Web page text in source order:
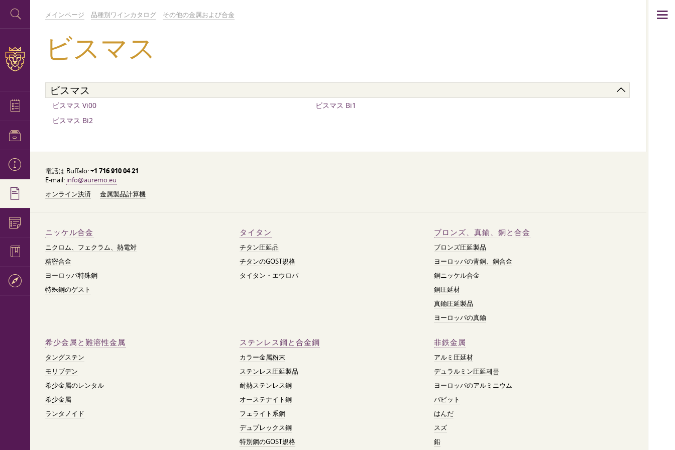
メインページ 品種別ワインカタログ その他の金属および合金
ビスマス
ビスマス
ビスマス Vi00
ビスマス Bi1
ビスマス Bi2
電話は Buffalo:+1 716 910 04 21
E-mail: info@auremo.eu
オンライン決済
金属製品計算機
ニッケル合金
ニクロム、フェクラム、熱電対
精密合金
ヨーロッパ特殊鋼
特殊鋼のゲスト
タイタン
チタン圧延品
チタンのGOST規格
タイタン・エウロパ
ブロンズ、真鍮、銅と合金
ブロンズ圧延製品
ヨーロッパの青銅、銅合金
銅ニッケル合金
銅圧延材
真鍮圧延製品
ヨーロッパの真鍮
希少金属と難溶性金属
タングステン
モリブデン
希少金属のレンタル
希少金属
ランタノイド
ステンレス鋼と合金鋼
カラー金属粉末
ステンレス圧延製品
耐熱ステンレス鋼
オーステナイト鋼
フェライト系鋼
デュプレックス鋼
特別鋼のGOST規格
非鉄金属
アルミ圧延材
デュラルミン圧延제품
ヨーロッパのアルミニウム
バビット
はんだ
スズ
鉛